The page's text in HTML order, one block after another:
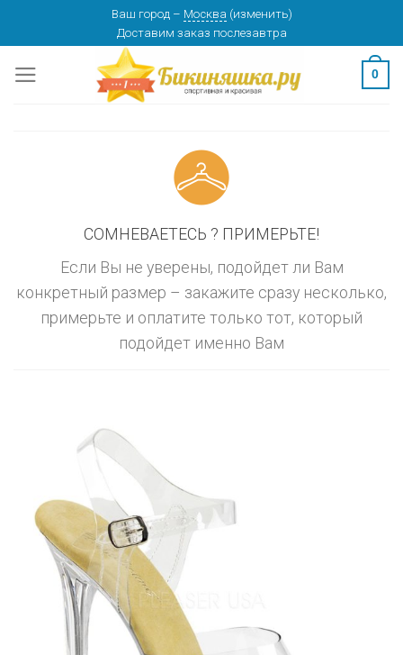
content
Ваш город – Москва (изменить)
Доставим заказ послезавтра
0
СОМНЕВАЕТЕСЬ ? ПРИМЕРЬТЕ!
Если Вы не уверены, подойдет ли Вам
конкретный размер – закажите сразу несколько,
примерьте и оплатите только тот, который
подойдет именно Вам
изменить